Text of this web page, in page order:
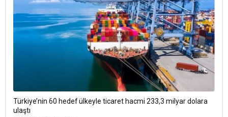
Türkiye’nin 60 hedef ülkeyle ticaret hacmi 233,3 milyar dolara
ulaştı